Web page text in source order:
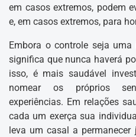
em casos extremos, podem
e, em casos extremos, para
Embora o controle seja
significa que nunca haverá
isso, é mais saudável
nomear os próprios
experiências. Em relações
cada um exerça sua
leva um casal a